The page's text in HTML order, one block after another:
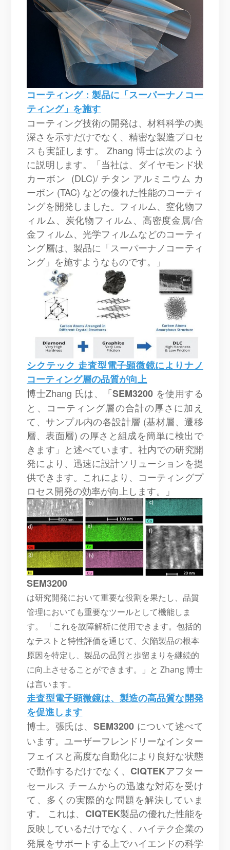
コーティング：製品に「スーパーナノコー
ティング」を施す
コーティング技術の開発は、材料科学の奥
深さを示すだけでなく、精密な製造プロセ
スも実証します。 Zhang 博士は次のよう
に説明します。「当社は、ダイヤモンド状
カーボン (DLC)/ チタン アルミニウム カ
ーボン (TAC) などの優れた性能のコーティ
ングを開発しました。フィルム、窒化物フ
ィルム、炭化物フィルム、高密度金属/合
金フィルム、光学フィルムなどのコーティ
ング層は、製品に「スーパーナノコーティ
ング」を施すようなものです。」
シクテック 走査型電子顕微鏡によりナノ
コーティング層の品質が向上
博士Zhang 氏は、「SEM3200 を使用する
と、コーティング層の合計の厚さに加え
て、サンプル内の各設計層 (基材層、遷移
層、表面層) の厚さと組成を簡単に検出で
きます」と述べています。社内での研究開
発により、迅速に設計ソリューションを提
供できます。 これにより、コーティングプ
ロセス開発の効率が向上します。」
SEM3200
は研究開発において重要な役割を果たし、品質
管理においても重要なツールとして機能しま
す。 「これを故障解析に使用できます。包括的
なテストと特性評価を通じて、欠陥製品の根本
原因を特定し、製品の品質と歩留まりを継続的
に向上させることができます。」と Zhang 博士
は言います。
走査型電子顕微鏡は、製造の高品質な開発
を促進します
博士。張氏は、 SEM3200 について述べて
います。ユーザーフレンドリーなインター
フェイスと高度な自動化により良好な状態
で動作するだけでなく、CIQTEKアフター
セールス チームからの迅速な対応を受け
て、多くの実際的な問題を解決していま
す。 これは、 CIQTEK製品の優れた性能を
反映しているだけでなく、ハイテク企業の
発展をサポートする上でハイエンドの科学